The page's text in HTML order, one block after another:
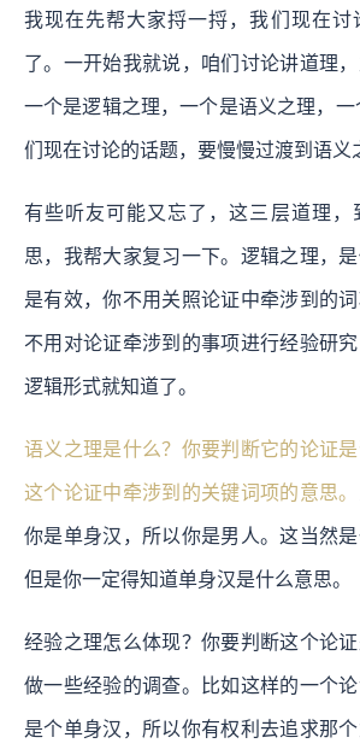
我现在先帮大家捋一捋，我们现在讨
了。一开始我就说，咱们讨论讲道理，
一个是逻辑之理，一个是语义之理，
们现在讨论的话题，要慢慢过渡到语义
有些听友可能又忘了，这三层道理，
思，我帮大家复习一下。逻辑之理，
是有效，你不用关照论证中牵涉到的
不用对论证牵涉到的事项进行经验研
逻辑形式就知道了。
语义之理是什么？你要判断它的论证
这个论证中牵涉到的关键词项的意思。
你是单身汉，所以你是男人。这当然是
但是你一定得知道单身汉是什么意思。
经验之理怎么体现？你要判断这个论
做一些经验的调查。比如这样的一个
是个单身汉，所以你有权利去追求那